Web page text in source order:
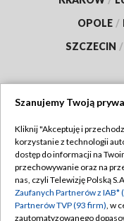
OPOLE /
SZCZECIN /
Abonament TVP
Emisja w TVP
Centrum informacji
Szanujemy Twoją
Kliknij "Akceptuję i
korzystanie z technologii
dostęp do informacji na
przechowywanie oraz na
nas, czyli Telewizję Polską
Zaufanych Partnerów z IAB*
Partnerów TVP (93 firm), w
zautomatyzowanego